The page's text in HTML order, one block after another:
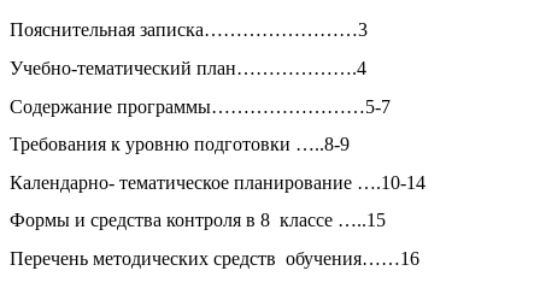
Пояснительная записка……………………3
Учебно-тематический план……………….4
Содержание программы……………………5-7
Требования к уровню подготовки …..8-9
Календарно- тематическое планирование ….10-14
Формы и средства контроля в 8 классе …..15
Перечень методических средств обучения……16